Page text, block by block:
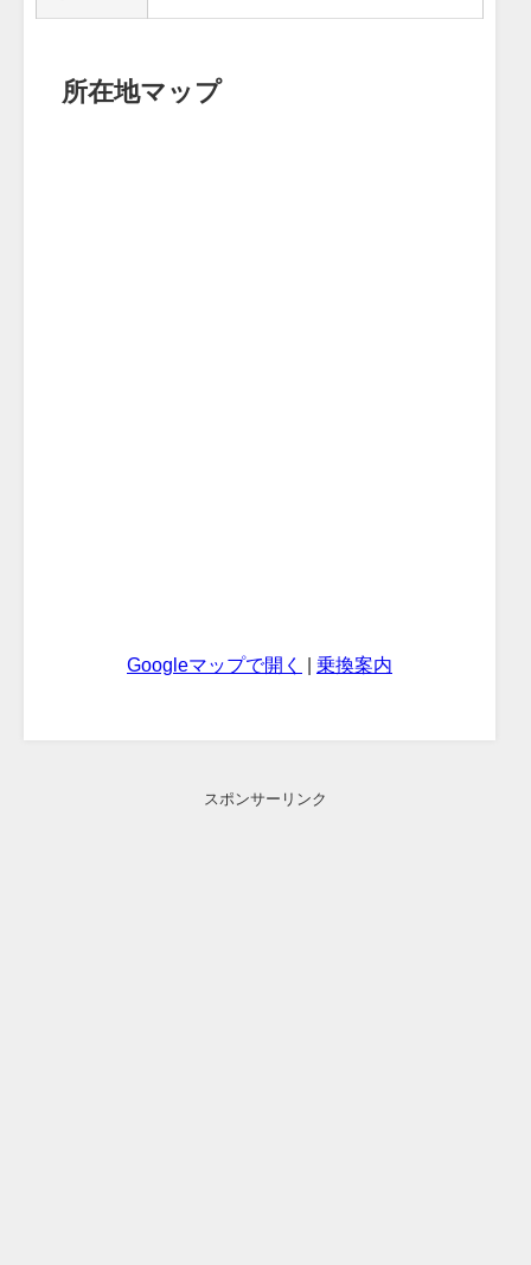
所在地マップ
Googleマップで開く 乗換案内
スポンサーリンク